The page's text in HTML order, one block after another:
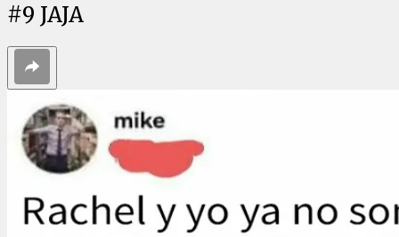
#9 JAJA